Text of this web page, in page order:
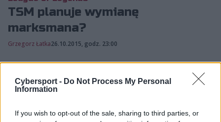
Cybersport - Do Not Process My Personal
Information
If you wish to opt-out of the sale, sharing to third parties, or
TSM planuje wymianę
marksmana?
Grzegorz Łatka26.10.2015, godz. 23:00
roku barwy TSM reprezentował będzie tylko